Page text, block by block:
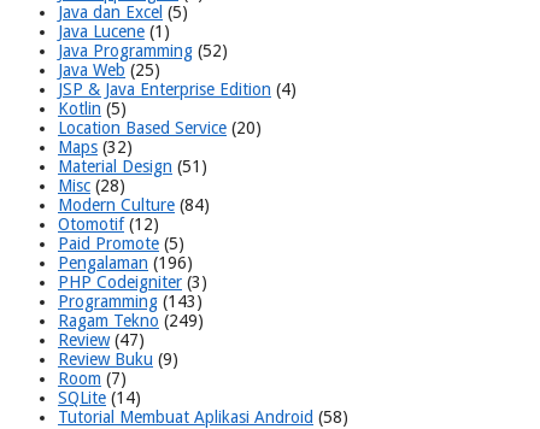
Java dan Excel (5)
Java Lucene (1)
Java Programming (52)
Java Web (25)
JSP & Java Enterprise Edition (4)
Kotlin (5)
Location Based Service (20)
Maps (32)
Material Design (51)
Misc (28)
Modern Culture (84)
Otomotif(12)
Paid Promote (5)
Pengalaman (196)
PHP Codeigniter (3)
Programming (143)
Ragam Tekno (249)
Review(47)
Review Buku (9)
Room (7)
SQLite (14)
Tutorial Membuat Aplikasi Android (58)